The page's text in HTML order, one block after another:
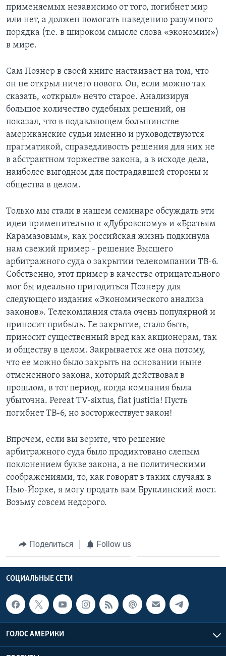
применяемых независимо от того, погибнет мир
или нет, а должен помогать наведению разумного
порядка (т.е. в широком смысле слова «экономии»)
в мире.
Сам Познер в своей книге настаивает на том, что
он не открыл ничего нового. Он, если можно так
сказать, «открыл» нечто старое. Анализируя
большое количество судебных решений, он
показал, что в подавляющем большинстве
американские судьи именно и руководствуются
прагматикой, справедливость решения для них не
в абстрактном торжестве закона, а в исходе дела,
наиболее выгодном для пострадавшей стороны и
общества в целом.
Только мы стали в нашем семинаре обсуждать эти
идеи применительно к «Дубровскому» и «Братьям
Карамазовым», как российская жизнь подкинула
нам свежий пример - решение Высшего
арбитражного суда о закрытии телекомпании ТВ-6.
Собственно, этот пример в качестве отрицательного
мог бы идеально пригодиться Познеру для
следующего издания «Экономического анализа
законов». Телекомпания стала очень популярной и
приносит прибыль. Ее закрытие, стало быть,
приносит существенный вред как акционерам, так
и обществу в целом. Закрывается же она потому,
что ее можно было закрыть на основании ныне
отмененного закона, который действовал в
прошлом, в тот период, когда компания была
убыточна. Pereat TV-sixtus, fiat justitia! Пусть
погибнет ТВ-6, но восторжествует закон!
Впрочем, если вы верите, что решение
арбитражного суда было продиктовано слепым
поклонением букве закона, а не политическими
соображениями, то, как говорят в таких случаях в
Нью-Йорке, я могу продать вам Бруклинский мост.
Возьму совсем недорого.
Поделиться Follow us
СОЦИАЛЬНЫЕ СЕТИ
ГОЛОС АМЕРИКИ